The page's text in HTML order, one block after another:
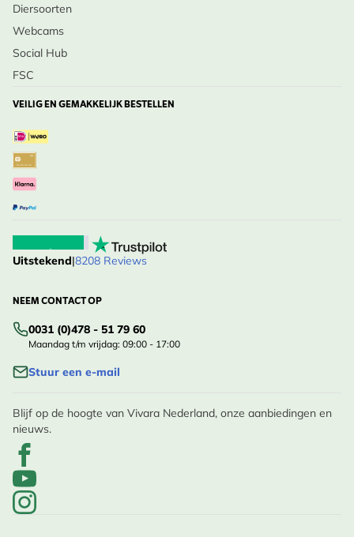
Diersoorten
Webcams
Social Hub
FSC
VEILIG EN GEMAKKELIJK BESTELLEN
Uitstekend|8208 Reviews
NEEM CONTACT OP
0031 (0)478 - 51 79 60
Maandag t/m vrijdag: 09:00 - 17:00
Stuur een e-mail
Blijf op de hoogte van Vivara Nederland, onze aanbiedingen en
nieuws.